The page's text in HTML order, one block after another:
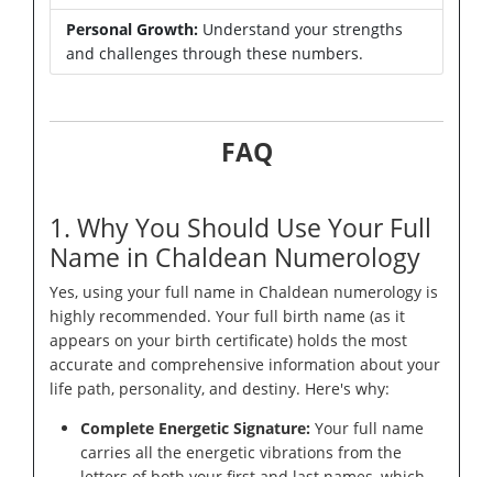
Personal Growth: Understand your strengths
and challenges through these numbers.
FAQ
1. Why You Should Use Your Full
Name in Chaldean Numerology
Yes, using your full name in Chaldean numerology is
highly recommended. Your full birth name (as it
appears on your birth certificate) holds the most
accurate and comprehensive information about your
life path, personality, and destiny. Here's why:
Complete Energetic Signature: Your full name
carries all the energetic vibrations from the